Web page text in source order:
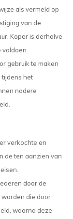
als vermeld op
van de
Koper is derhalve
gebruik te maken
tijdens het
nadere
verkochte en
de ten aanzien van
door de
die door
waarna deze